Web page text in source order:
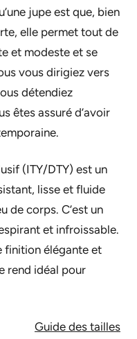
jupe est que, bien
elle permet tout de
et modeste et se
vous dirigiez vers
détendiez
êtes assuré d’avoir
(ITY/DTY) est un
lisse et fluide
de corps. C’est un
et infroissable.
finition élégante et
rend idéal pour
Guide des tailles